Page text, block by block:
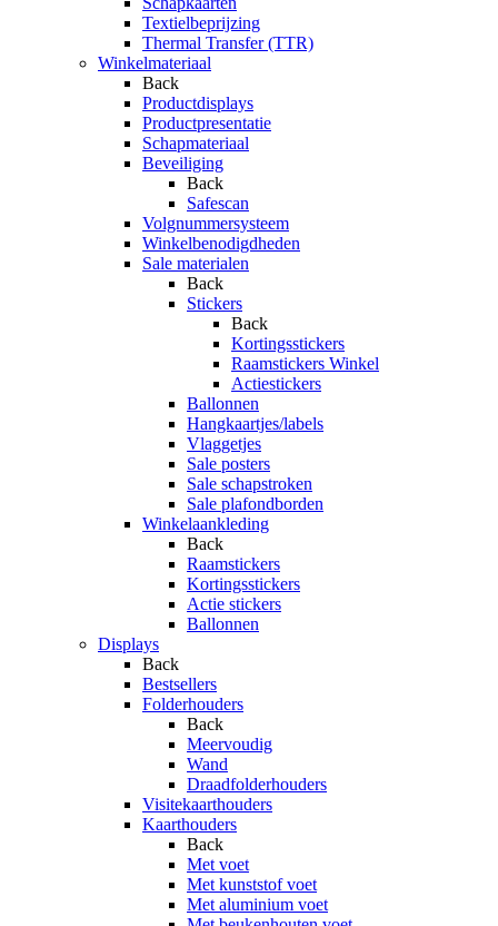
Textielbeprijzing
Thermal Transfer (TTR)
Winkelmateriaal
Back
Productdisplays
Productpresentatie
Schapmateriaal
Beveiliging
Back
Safescan
Volgnummersysteem
Winkelbenodigdheden
Sale materialen
Back
Stickers
Back
Kortingsstickers
Raamstickers Winkel
Actiestickers
Ballonnen
Hangkaartjes/labels
Vlaggetjes
Sale posters
Sale schapstroken
Sale plafondborden
Winkelaankleding
Back
Raamstickers
Kortingsstickers
Actie stickers
Ballonnen
Displays
Back
Bestsellers
Folderhouders
Back
Meervoudig
Wand
Draadfolderhouders
Visitekaarthouders
Kaarthouders
Back
Met voet
Met kunststof voet
Met aluminium voet